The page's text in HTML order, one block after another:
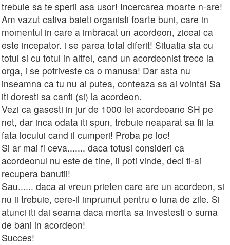
trebuie sa te sperii asa usor! Incercarea moarte n-are!
Am vazut cativa baieti organisti foarte buni, care in
momentul in care a imbracat un acordeon, ziceai ca
este incepator. i se parea total diferit! Situatia sta cu
totul si cu totul in altfel, cand un acordeonist trece la
orga, i se potriveste ca o manusa! Dar asta nu
inseamna ca tu nu ai putea, conteaza sa ai vointa! Sa
iti doresti sa canti (si) la acordeon.
Vezi ca gasesti in jur de 1000 lei acordeoane SH pe
net, dar inca odata iti spun, trebuie neaparat sa fii la
fata locului cand il cumperi! Proba pe loc!
Si ar mai fi ceva....... daca totusi consideri ca
acordeonul nu este de tine, il poti vinde, deci ti-ai
recupera banutii!
Sau...... daca ai vreun prieten care are un acordeon, si
nu ii trebuie, cere-il imprumut pentru o luna de zile. Si
atunci iti dai seama daca merita sa investesti o suma
de bani in acordeon!
Succes!